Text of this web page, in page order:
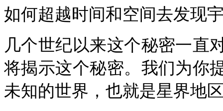
如何超越时间和空间去发现
几个世纪以来这个秘密一直
将揭示这个秘密。我们为你
未知的世界，也就是星界地